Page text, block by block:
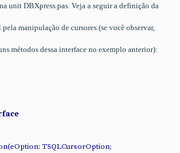
unit DBXpress.pas. Veja a seguir a definição da
manipulação de cursores (se você observar,
métodos dessa interface no exemplo anterior):
TSQLCursorOption;